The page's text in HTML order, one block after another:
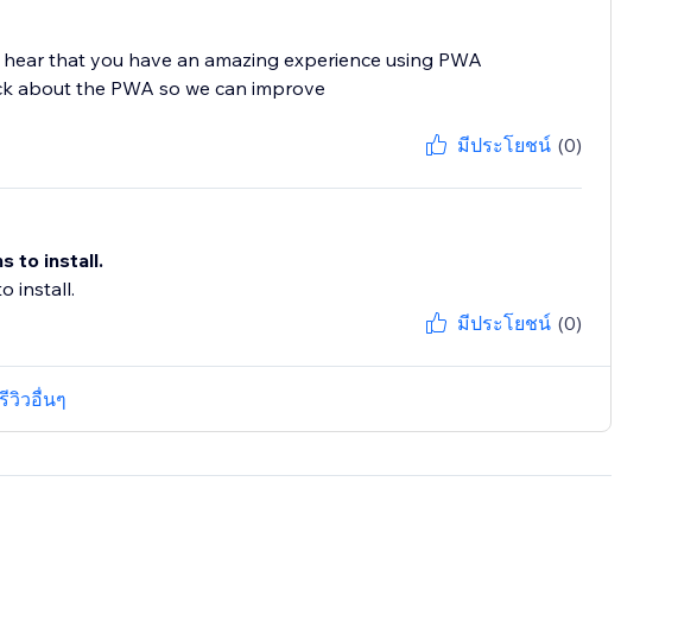
that you have an amazing experience using PWA
about the PWA so we can improve
มีประโยชน์ (0)
to install.
install.
มีประโยชน์ (0)
วิวอื่นๆ